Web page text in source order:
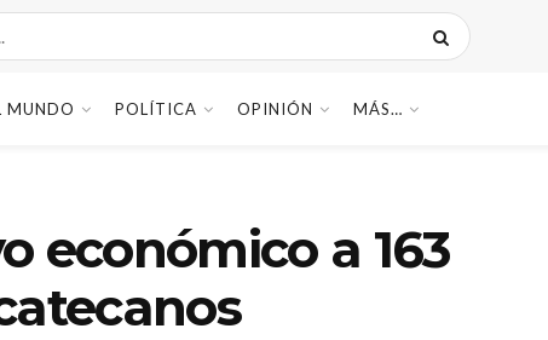
MUNDO POLÍTICA OPINIÓN MÁS…
económico a 163